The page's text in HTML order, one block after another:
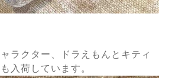
ラクター、ドラえもんとキティ
入荷しています。